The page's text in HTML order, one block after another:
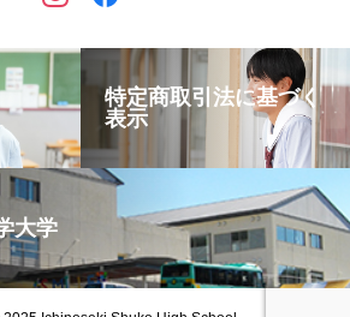
特定商取引法に基づく
表示
大学